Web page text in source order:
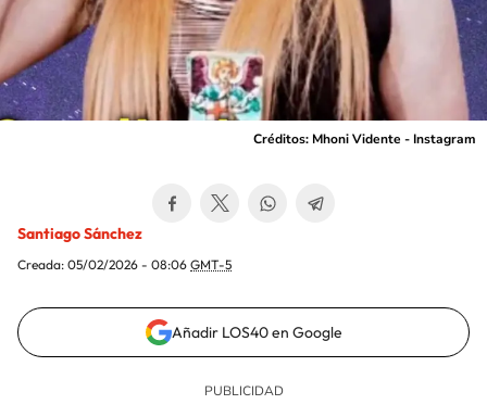
Créditos: Mhoni Vidente - Instagram
Santiago Sánchez
Creada: 05/02/2026 - 08:06 GMT-5
Añadir LOS40 en Google